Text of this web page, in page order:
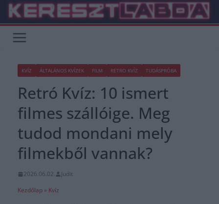
Skip
content
KVÍZ ÁLTALÁNOS KVÍZEK FILM RETRO KVÍZ TUDÁSPRÓBA
Retró Kvíz: 10 ismert
filmes szállóige. Meg
tudod mondani mely
filmekből vannak?
2026.06.02.
Judit
Kezdőlap » Kvíz